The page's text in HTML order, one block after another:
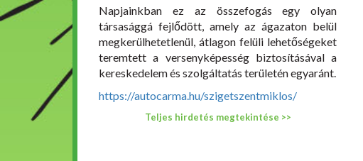
Napjainkban ez az összefogás egy olyan
társasággá fejlődött, amely az ágazaton belül
megkerülhetetlenül, átlagon felüli lehetőségeket
teremtett a versenyképesség biztosításával a
kereskedelem és szolgáltatás területén egyaránt.
https://autocarma.hu/szigetszentmiklos/
Teljes hirdetés megtekintése >>